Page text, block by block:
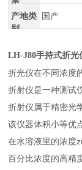
类
产地类
别
国产
LH-J80手持式折光
折光仪在不同浓度
折射仪是一种测试
折射仪属于精密光
该仪器体积小等优
在水溶液里的浓度
百分比浓度的高精